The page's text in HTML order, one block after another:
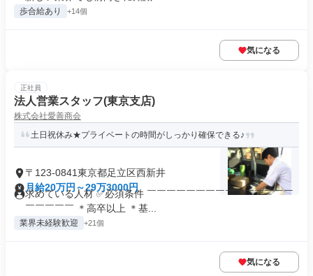
歩合給あり +14個
気になる
正社員
法人営業スタッフ(東京支店)
株式会社愛善商会
土日祝休み★プライベートの時間がしっかり確保できる♪
〒123-0841東京都足立区西新井
月給20万円～29万3000円
求めている人材 ✅必須条件 ￣￣￣￣￣￣￣￣￣￣￣￣￣￣￣
￣￣￣￣￣ ＊高卒以上 ＊基...
業界未経験歓迎 +21個
気になる